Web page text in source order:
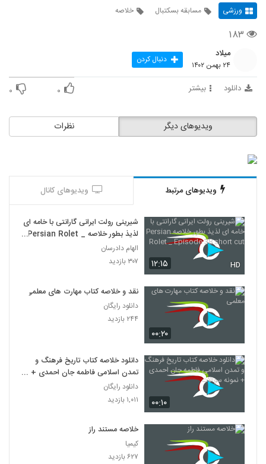
ورزشی مسابقه بسکتبال خلاصه
۱۸۳
میلاد
۲۴ بهمن ۱۴۰۲ دنبال کردن
دانلود بیشتر ۰ ۰
نظرات ویدیوهای دیگر
ویدیوهای مرتبط ویدیوهای کانال
۱۲:۱۵ HD
شیرینی رولت ایرانی گارانتی با خامه ای
لذیذ بطور خلاصه Persian Rolet _
Episode 38 short cut
الهام دادرسان
۳۰۷ بازدید
۰۰:۲۰
نقد و خلاصه کتاب مهارت های معلمی
دانلود رایگان
۲۴۴ بازدید
۰۰:۱۰
دانلود خلاصه کتاب تاریخ فرهنگ و
تمدن اسلامی فاطمه جان احمدی +
نمونه سوالات
دانلود رایگان
۱,۰۱۱ بازدید
خلاصه مستند راز
کیمیا
۶۲۷ بازدید